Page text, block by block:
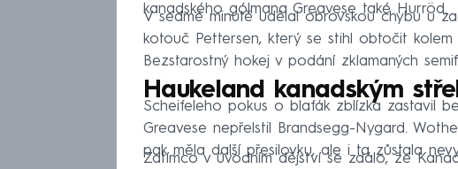
kanadského gólmana Greavese také Hurröd.
V sedmé minutě udělal obrovskou chybu u
kotouč Pettersen, který se stihl obtočit
Bezstarostný hokej v podání zklamaných
Haukeland kanadským
Scheifeleho pokus o blafák zblízka zastavil
Greavese nepřelstil Brandsegg-Nygard.
pak měla další přesilovku, ale i ta zůstala
Zatímco v úvodním dějství se zdálo, že